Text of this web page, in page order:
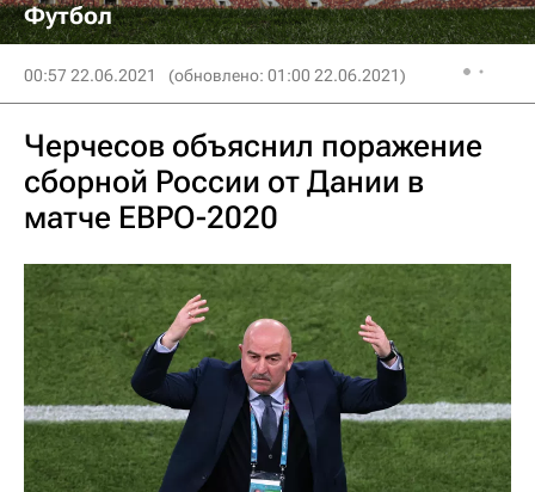
Футбол
00:57 22.06.2021 (обновлено: 01:00 22.06.2021)
Черчесов объяснил поражение
сборной России от Дании в
матче ЕВРО-2020